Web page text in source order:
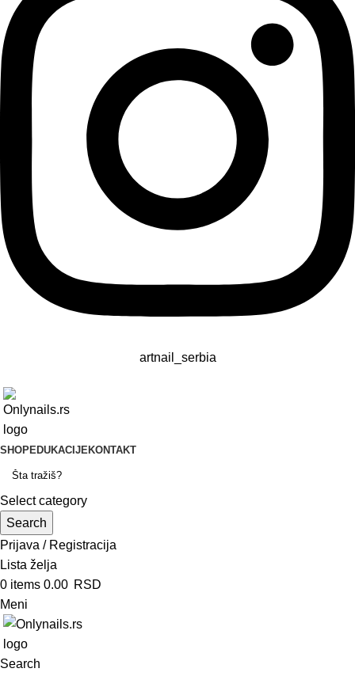
artnail_serbia
SHOPEDUKACIJEKONTAKT
Select category
Search
Prijava / Registracija
Lista želja
0 items 0.00 RSD
Meni
Search